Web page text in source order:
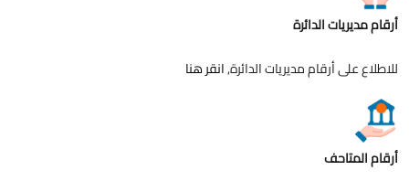
أرقام مديريات الدائرة
للاطلاع على أرقام مديريات الدائرة,انقر هنا
أرقام المتاحف